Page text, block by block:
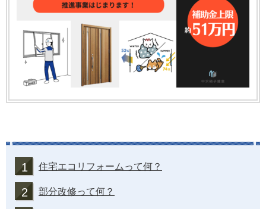
1 住宅エコリフォームって何？
2 部分改修って何？